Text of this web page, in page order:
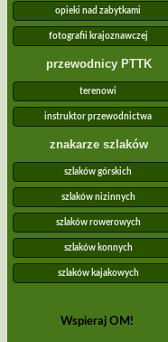
opieki nad zabytkami
fotografii krajoznawczej
przewodnicy PTTK
terenowi
instruktor przewodnictwa
znakarze szlaków
szlaków górskich
szlaków nizinnych
szlaków rowerowych
szlaków konnych
szlaków kajakowych
Wspieraj OM!